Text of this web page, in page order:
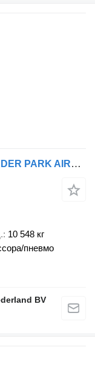
Scania R 460 A4x2LA DIFF-L RETARDER PARK AIRCO SUPER!
10 548 кг
пневмо
BV